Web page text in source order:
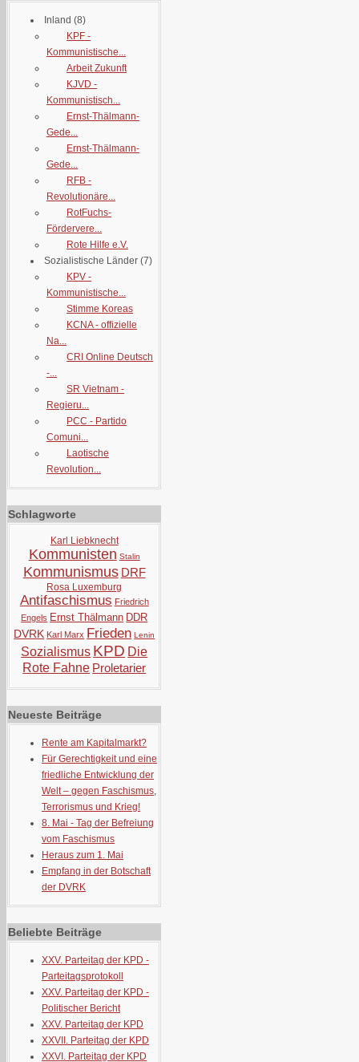
Inland (8)
KPF -
Kommunistische...
Arbeit Zukunft
KJVD -
Kommunistisch...
Ernst-Thälmann-
Gede...
Ernst-Thälmann-
Gede...
RFB -
Revolutionäre...
RotFuchs-
Fördervere...
Rote Hilfe e.V.
Sozialistische Länder (7)
KPV -
Kommunistische...
Stimme Koreas
KCNA - offizielle
Na...
CRI Online Deutsch
-...
SR Vietnam -
Regieru...
PCC - Partido
Comuni...
Laotische
Revolution...
Schlagworte
Karl Liebknecht
Kommunisten Stalin
Kommunismus DRF
Rosa Luxemburg
Antifaschismus Friedrich
Engels Ernst Thälmann DDR
DVRK Karl Marx Frieden Lenin
Sozialismus KPD Die
Rote Fahne Proletarier
Neueste Beiträge
Rente am Kapitalmarkt?
Für Gerechtigkeit und eine
friedliche Entwicklung der
Welt – gegen Faschismus,
Terrorismus und Krieg!
8. Mai - Tag der Befreiung
vom Faschismus
Heraus zum 1. Mai
Empfang in der Botschaft
der DVRK
Beliebte Beiträge
XXV. Parteitag der KPD -
Parteitagsprotokoll
XXV. Parteitag der KPD -
Politischer Bericht
XXV. Parteitag der KPD
XXVII. Parteitag der KPD
XXVI. Parteitag der KPD